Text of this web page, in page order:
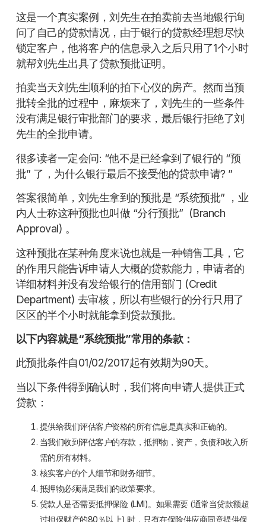
这是一个真实案例，刘先生在拍卖前去当地银行询
问了自己的贷款情况，由于银行的贷款经理想尽快
锁定客户，他将客户的信息录入之后只用了1个小时
就帮刘先生出具了贷款预批证明。
拍卖当天刘先生顺利的拍下心仪的房产。然而当预
批转全批的过程中，麻烦来了，刘先生的一些条件
没有满足银行审批部门的要求，最后银行拒绝了刘
先生的全批申请。
很多读者一定会问: “他不是已经拿到了银行的 “预
批” 了，为什么银行最后不接受他的贷款申请? ”
答案很简单，刘先生拿到的预批是 “系统预批” ，业
内人士称这种预批也叫做 “分行预批” (Branch
Approval) 。
这种预批在某种角度来说也就是一种销售工具，它
的作用只能告诉申请人大概的贷款能力，申请者的
详细材料并没有发给银行的信用部门 (Credit
Department) 去审核，所以有些银行的分行只用了
区区的半个小时就能拿到贷款预批。
以下内容就是“系统预批”常用的条款：
此预批条件自01/02/2017起有效期为90天。
当以下条件得到确认时，我们将向申请人提供正式
贷款：
提供给我们评估客户资格的所有信息是真实和正确的。
当我们收到评估客户的存款，抵押物，资产，负债和收入所
需的所有材料。
核实客户的个人细节和财务细节。
抵押物必须满足我们的政策要求。
贷款人是否需要抵押保险 (LMI)。如果需要 (通常当贷款额超
过担保财产的80％以上) 时，只有在保险供应商同意提供保